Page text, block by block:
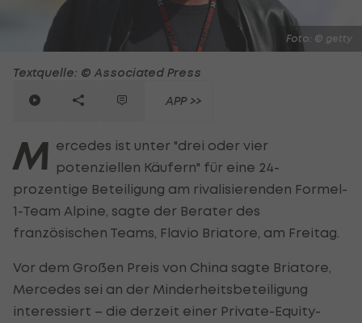
Foto: © getty
Textquelle: © Associated Press
APP >>
M ercedes ist unter "drei oder vier
potenziellen Käufern" für eine 24-
prozentige Beteiligung am rivalisierenden Formel-
1-Team Alpine, sagte der Berater des
französischen Teams, Flavio Briatore, am Freitag.
Vor dem Großen Preis von China sagte Briatore,
Mercedes sei an der Minderheitsbeteiligung
interessiert – die derzeit einer Private-Equity-